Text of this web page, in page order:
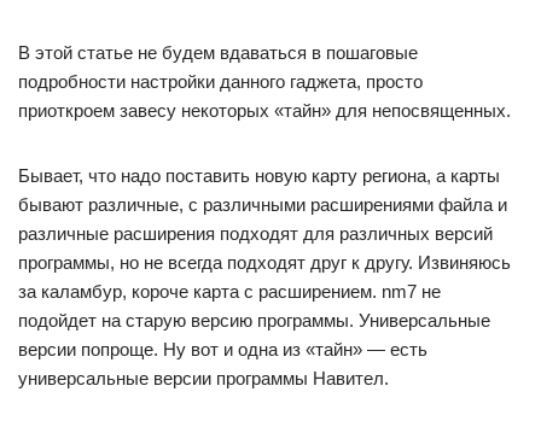
В этой статье не будем вдаваться в пошаговые
подробности настройки данного гаджета, просто
приоткроем завесу некоторых «тайн» для непосвященных.
Бывает, что надо поставить новую карту региона, а карты
бывают различные, с различными расширениями файла и
различные расширения подходят для различных версий
программы, но не всегда подходят друг к другу. Извиняюсь
за каламбур, короче карта с расширением. nm7 не
подойдет на старую версию программы. Универсальные
версии попроще. Ну вот и одна из «тайн» — есть
универсальные версии программы Навител.